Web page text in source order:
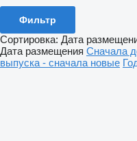
Фильтр
Сортировка: Дата
Дата размещения Сначала
выпуска - сначала новые